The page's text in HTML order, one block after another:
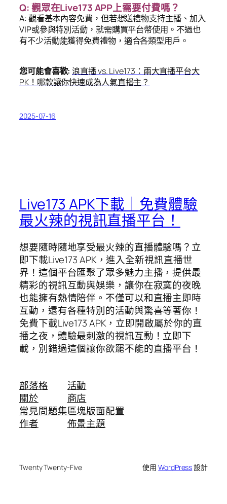
Q: 觀眾在Live173 APP上需要付費嗎？
A: 觀看基本內容免費，但若想送禮物支持主播、加入
VIP或參與特別活動，就需購買平台幣使用。不過也
有不少活動能獲得免費禮物，適合各類型用戶。
您可能會喜歡: 浪直播 vs. Live173：兩大直播平台大
PK！哪款讓你快速成為人氣直播主？
2025-07-16
Live173 APK下載｜免費體驗
最火辣的視訊直播平台！
想要隨時隨地享受最火辣的直播體驗嗎？立
即下載Live173 APK，進入全新視訊直播世
界！這個平台匯聚了眾多魅力主播，提供最
精彩的視訊互動與娛樂，讓你在寂寞的夜晚
也能擁有熱情陪伴。不僅可以和直播主即時
互動，還有各種特別的活動與驚喜等著你！
免費下載Live173 APK，立即開啟屬於你的直
播之夜，體驗最刺激的視訊互動！立即下
載，別錯過這個讓你欲罷不能的直播平台！
部落格
關於
常見問題集
作者
活動
商店
區塊版面配置
佈景主題
Twenty Twenty-Five 使用WordPress設計